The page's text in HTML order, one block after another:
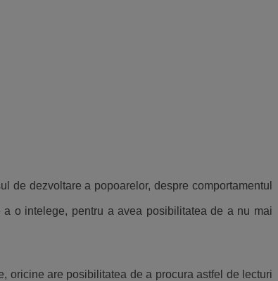
de dezvoltare a popoarelor, despre comportamentul
o intelege, pentru a avea posibilitatea de a nu mai
oricine are posibilitatea de a procura astfel de lecturi